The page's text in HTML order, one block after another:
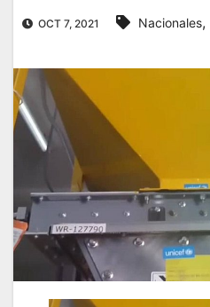
OCT 7, 2021 Nacionales,